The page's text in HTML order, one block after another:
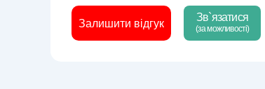
Залишити відгук
Зв`язатися
(за можливості)